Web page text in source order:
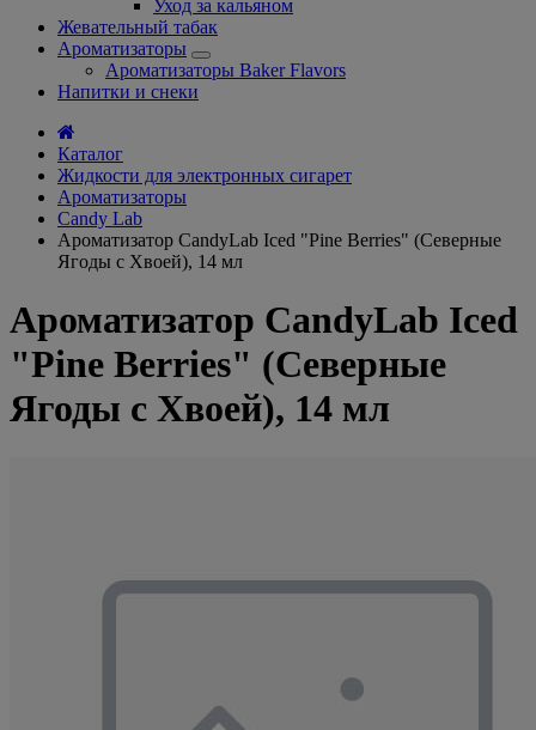
Уход за кальяном
Жевательный табак
Ароматизаторы
Ароматизаторы Baker Flavors
Напитки и снеки
Каталог
Жидкости для электронных сигарет
Ароматизаторы
Candy Lab
Ароматизатор CandyLab Iced "Pine Berries" (Северные
Ягоды с Хвоей), 14 мл
Ароматизатор CandyLab Iced
"Pine Berries" (Северные
Ягоды с Хвоей), 14 мл